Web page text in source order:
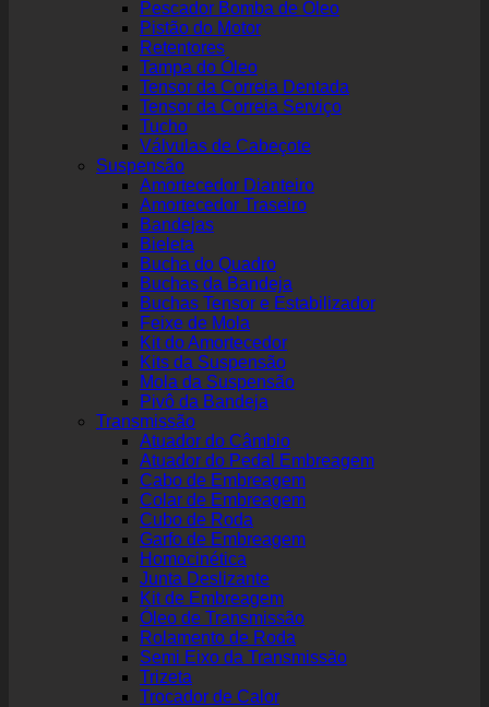
Pescador Bomba de Óleo
Pistão do Motor
Retentores
Tampa do Óleo
Tensor da Correia Dentada
Tensor da Correia Serviço
Tucho
Válvulas de Cabeçote
Suspensão
Amortecedor Dianteiro
Amortecedor Traseiro
Bandejas
Bieleta
Bucha do Quadro
Buchas da Bandeja
Buchas Tensor e Estabilizador
Feixe de Mola
Kit do Amortecedor
Kits da Suspensão
Mola da Suspensão
Pivô da Bandeja
Transmissão
Atuador do Câmbio
Atuador do Pedal Embreagem
Cabo de Embreagem
Colar de Embreagem
Cubo de Roda
Garfo de Embreagem
Homocinética
Junta Deslizante
Kit de Embreagem
Óleo de Transmissão
Rolamento de Roda
Semi Eixo da Transmissão
Trizeta
Trocador de Calor